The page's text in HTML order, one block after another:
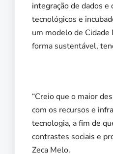
integração de dados
tecnológicos e
um modelo de
forma sustentável,
“Creio que o maior
com os recursos e
tecnologia, a fim de
contrastes sociais e
Zeca Melo.